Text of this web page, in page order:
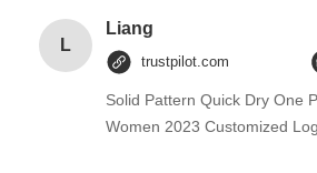
L
Liang
trustpilot.com
Solid Pattern Quick Dry One
Women 2023 Customized